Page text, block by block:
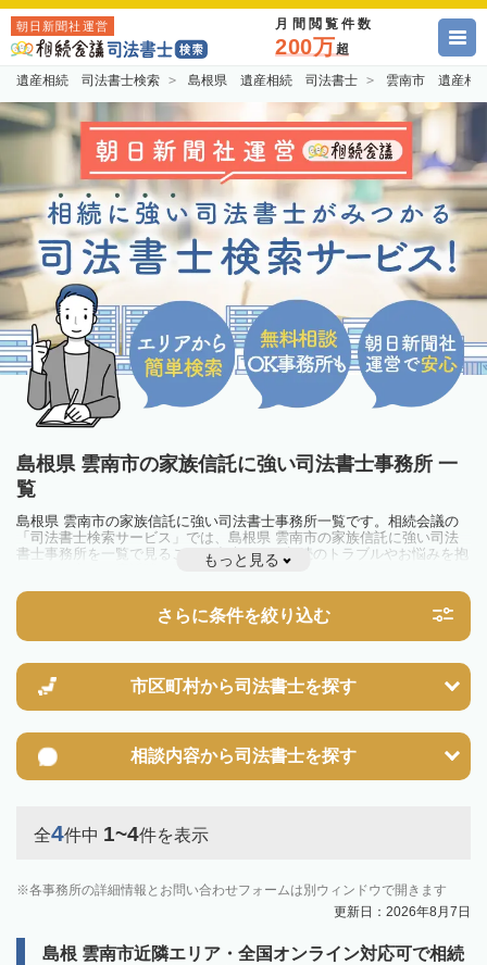
朝日新聞社運営 月間閲覧件数
200万超
遺産相続 司法書士検索 島根県 遺産相続 司法書士 雲南市 遺産相
島根県 雲南市の家族信託に強い司法書士事務所 一
覧
島根県 雲南市の家族信託に強い司法書士事務所一覧です。相続会議の
「司法書士検索サービス」では、島根県 雲南市の家族信託に強い司法
書士事務所を一覧で見ることが出来ます。相続のトラブルやお悩みを抱
えている方は一度近隣の司法書士に相談してみましょう。
もっと見る
さらに条件を絞り込む
市区町村から司法書士を探す
相談内容から司法書士を探す
全4件中 1~4件を表示
各事務所の詳細情報とお問い合わせフォームは別ウィンドウで開きます
更新日：2026年8月7日
島根 雲南市近隣エリア・全国オンライン対応可で相続